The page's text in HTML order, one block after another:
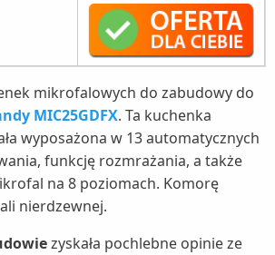
mikrofalowych do zabudowy do
MIC25GDFX. Ta kuchenka
wyposażona w 13 automatycznych
funkcję rozmrażania, a także
na 8 poziomach. Komorę
nierdzewnej.
zyskała pochlebne opinie ze